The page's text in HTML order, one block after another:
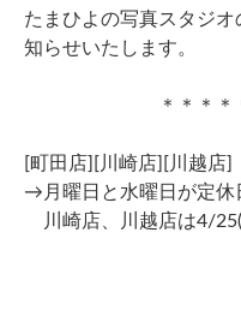
たまひよの写真スタジ
知らせいたします。
＊＊＊＊＊＊
[町田店][川崎店][川越店]
→月曜日と水曜日が定休
川崎店、川越店は4/25(